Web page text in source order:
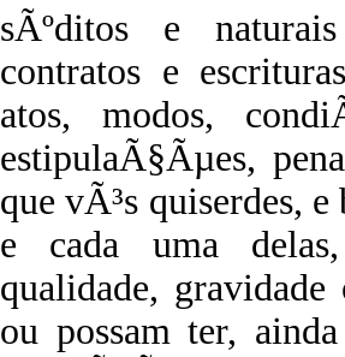
sÃºditos e
contratos e
atos, modos,
estipulaÃ§Ãµes,
que vÃ³s quiserdes,
e cada uma
qualidade,
ou possam ter,